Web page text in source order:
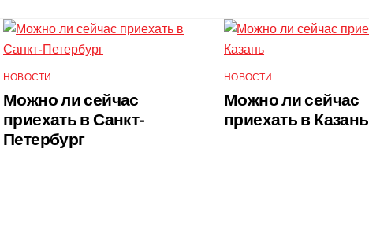
НОВОСТИ
Можно ли сейчас
приехать в Санкт-
Петербург
НОВОСТИ
Можно ли сейчас
приехать в Казань